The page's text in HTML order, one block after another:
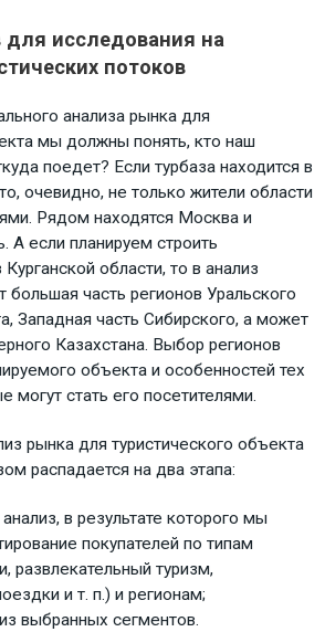
для исследования на
потоков
анализа рынка для
мы должны понять, кто наш
поедет? Если турбаза находится в
очевидно, не только жители области
Рядом находятся Москва и
А если планируем строить
области, то в анализ
большая часть регионов Уральского
Западная часть Сибирского, а может
Казахстана. Выбор регионов
объекта и особенностей тех
могут стать его посетителями.
рынка для туристического объекта
распадается на два этапа:
в результате которого мы
покупателей по типам
развлекательный туризм,
и т. п.) и регионам;
выбранных сегментов.